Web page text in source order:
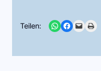
Teilen: Share on WhatsApp
Share on Facebook
Email this PagePrint this Page